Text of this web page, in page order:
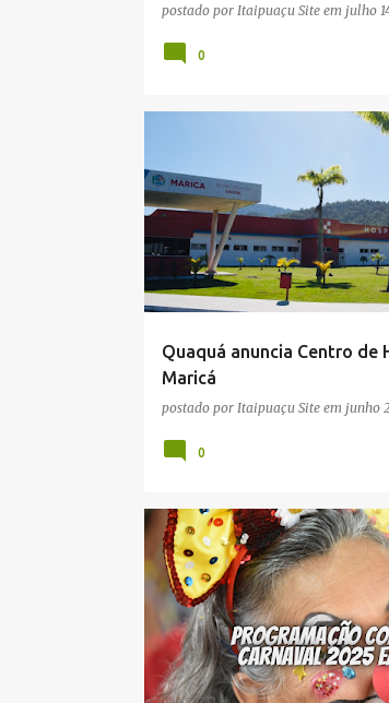
postado por Itaipuaçu Site em julho
0
Quaquá anuncia Centro de
Maricá
postado por Itaipuaçu Site em junho
SAÚDE
0